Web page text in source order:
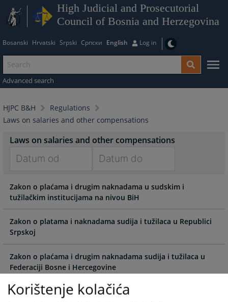
High Judicial and Prosecutorial
Council of Bosnia and Herzegovina
Bosanski Hrvatski Srpski Српски English Log in
Advanced search
HJPC B&H
Regulations
Laws on salaries and other compensations
Laws on salaries and other compensations
forward
to
interact
with
the
calendar
and
select
a
date.
forward
to
interact
with
calendar
and
select
a
date.
Zakon o plaćama i drugim naknadama u sudskim i
tužilačkim institucijama na nivou BiH
Zakon o platama i naknadama sudija i tužilaca u Republici
Srpskoj
Zakon o plaćama i drugim naknadama sudija i tužilaca u
Federaciji Bosne i Hercegovine
Zakon o plaćama i drugim naknadama sudija i tužilaca u
Korištenje kolačića